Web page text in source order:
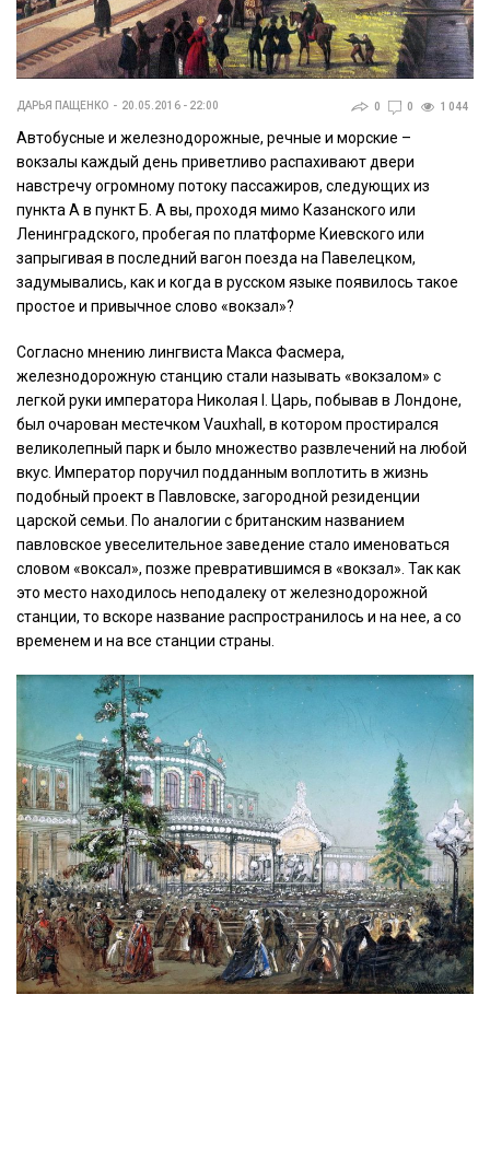
ДАРЬЯ ПАЩЕНКО 20.05.2016 - 22:00 0 0 1 044
Автобусные и железнодорожные, речные и морские –
вокзалы каждый день приветливо распахивают двери
навстречу огромному потоку пассажиров, следующих из
пункта А в пункт Б. А вы, проходя мимо Казанского или
Ленинградского, пробегая по платформе Киевского или
запрыгивая в последний вагон поезда на Павелецком,
задумывались, как и когда в русском языке появилось такое
простое и привычное слово «вокзал»?
Согласно мнению лингвиста Макса Фасмера,
железнодорожную станцию стали называть «вокзалом» с
легкой руки императора Николая I. Царь, побывав в Лондоне,
был очарован местечком Vauxhall, в котором простирался
великолепный парк и было множество развлечений на любой
вкус. Император поручил подданным воплотить в жизнь
подобный проект в Павловске, загородной резиденции
царской семьи. По аналогии с британским названием
павловское увеселительное заведение стало именоваться
словом «воксал», позже превратившимся в «вокзал». Так как
это место находилось неподалеку от железнодорожной
станции, то вскоре название распространилось и на нее, а со
временем и на все станции страны.